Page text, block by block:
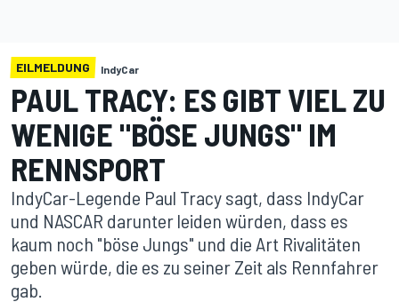
EILMELDUNG IndyCar
PAUL TRACY: ES GIBT VIEL ZU
WENIGE "BÖSE JUNGS" IM
RENNSPORT
IndyCar-Legende Paul Tracy sagt, dass IndyCar
und NASCAR darunter leiden würden, dass es
kaum noch "böse Jungs" und die Art Rivalitäten
geben würde, die es zu seiner Zeit als Rennfahrer
gab.